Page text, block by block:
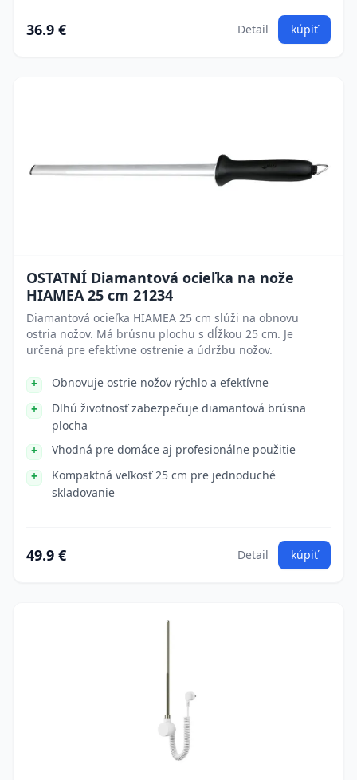
36.9 € Detail kúpiť
OSTATNÍ Diamantová ocieľka na nože
HIAMEA 25 cm 21234
Diamantová ocieľka HIAMEA 25 cm slúži na obnovu
ostria nožov. Má brúsnu plochu s dĺžkou 25 cm. Je
určená pre efektívne ostrenie a údržbu nožov.
Obnovuje ostrie nožov rýchlo a efektívne
Dlhú životnosť zabezpečuje diamantová brúsna
plocha
Vhodná pre domáce aj profesionálne použitie
Kompaktná veľkosť 25 cm pre jednoduché
skladovanie
49.9 € Detail kúpiť